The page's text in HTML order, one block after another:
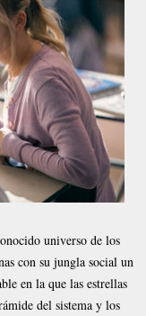
universo de los
con su jungla social un
en la que las estrellas
del sistema y los